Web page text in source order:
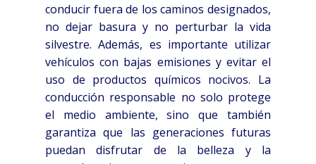
conducir fuera de los caminos designados,
no dejar basura y no perturbar la vida
silvestre. Además, es importante utilizar
vehículos con bajas emisiones y evitar el
uso de productos químicos nocivos. La
conducción responsable no solo protege
el medio ambiente, sino que también
garantiza que las generaciones futuras
puedan disfrutar de la belleza y la